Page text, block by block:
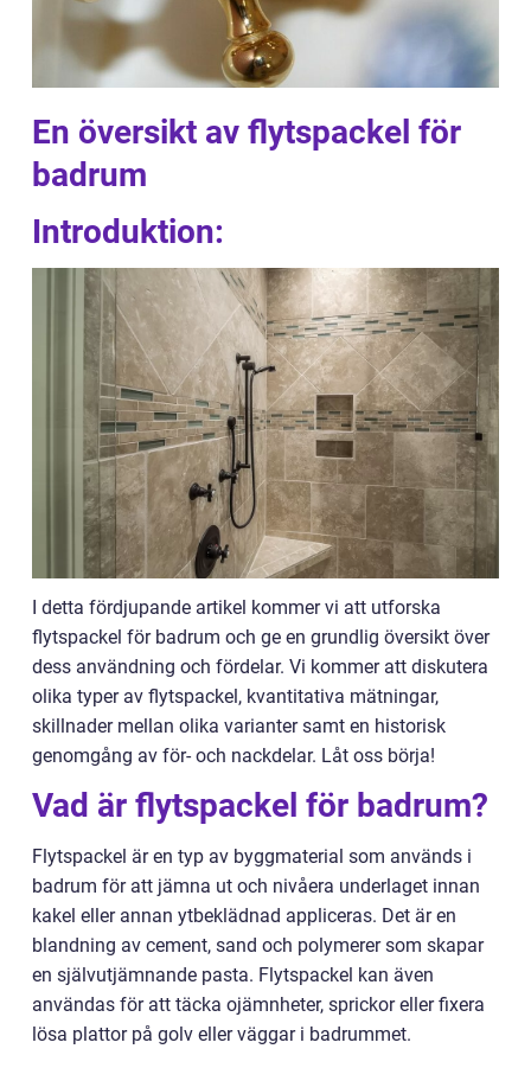
En översikt av flytspackel för
badrum
Introduktion:
I detta fördjupande artikel kommer vi att utforska
flytspackel för badrum och ge en grundlig översikt över
dess användning och fördelar. Vi kommer att diskutera
olika typer av flytspackel, kvantitativa mätningar,
skillnader mellan olika varianter samt en historisk
genomgång av för- och nackdelar. Låt oss börja!
Vad är flytspackel för badrum?
Flytspackel är en typ av byggmaterial som används i
badrum för att jämna ut och nivåera underlaget innan
kakel eller annan ytbeklädnad appliceras. Det är en
blandning av cement, sand och polymerer som skapar
en självutjämnande pasta. Flytspackel kan även
användas för att täcka ojämnheter, sprickor eller fixera
lösa plattor på golv eller väggar i badrummet.